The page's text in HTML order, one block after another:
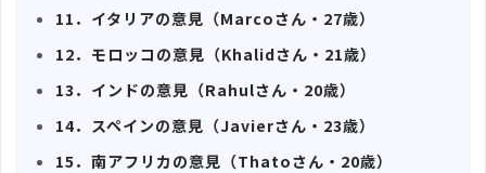
11．イタリアの意見（Marcoさん・27歳）
12．モロッコの意見（Khalidさん・21歳）
13．インドの意見（Rahulさん・20歳）
14．スペインの意見（Javierさん・23歳）
15．南アフリカの意見（Thatoさん・20歳）